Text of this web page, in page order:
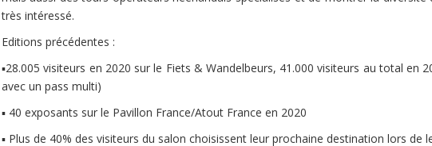
très intéressé.
Editions précédentes :
▪28.005 visiteurs en 2020 sur le Fiets & Wandelbeurs, 41.000 visiteurs au total en
avec un pass multi)
▪ 40 exposants sur le Pavillon France/Atout France en 2020
▪ Plus de 40% des visiteurs du salon choisissent leur prochaine destination lors de